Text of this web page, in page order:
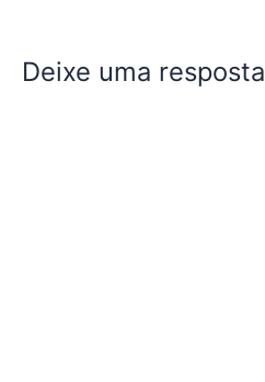
Deixe uma resposta